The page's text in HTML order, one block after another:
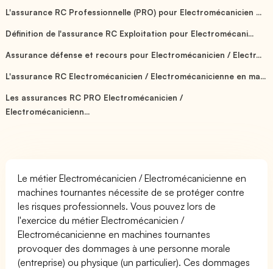
L'assurance RC Professionnelle (PRO) pour Electromécanicien ...
Définition de l'assurance RC Exploitation pour Electromécani...
Assurance défense et recours pour Electromécanicien / Electr...
L'assurance RC Electromécanicien / Electromécanicienne en ma...
Les assurances RC PRO Electromécanicien /
Electromécanicienn...
Le métier Electromécanicien / Electromécanicienne en
machines tournantes nécessite de se protéger contre
les risques professionnels. Vous pouvez lors de
l'exercice du métier Electromécanicien /
Electromécanicienne en machines tournantes
provoquer des dommages à une personne morale
(entreprise) ou physique (un particulier). Ces dommages